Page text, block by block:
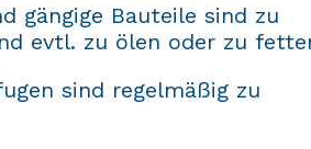
gängige Bauteile sind zu
evtl. zu ölen oder zu
sind regelmäßig zu